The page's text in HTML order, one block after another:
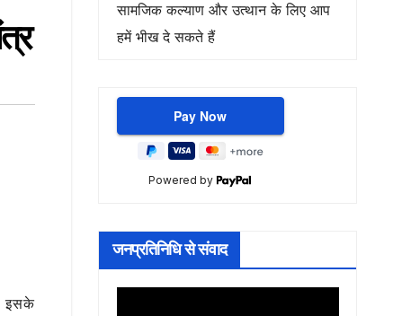
इसके
सामजिक कल्याण और उत्थान के लिए आप
हमें भीख दे सकते हैं
Powered by
जनप्रतिनिधि से संवाद